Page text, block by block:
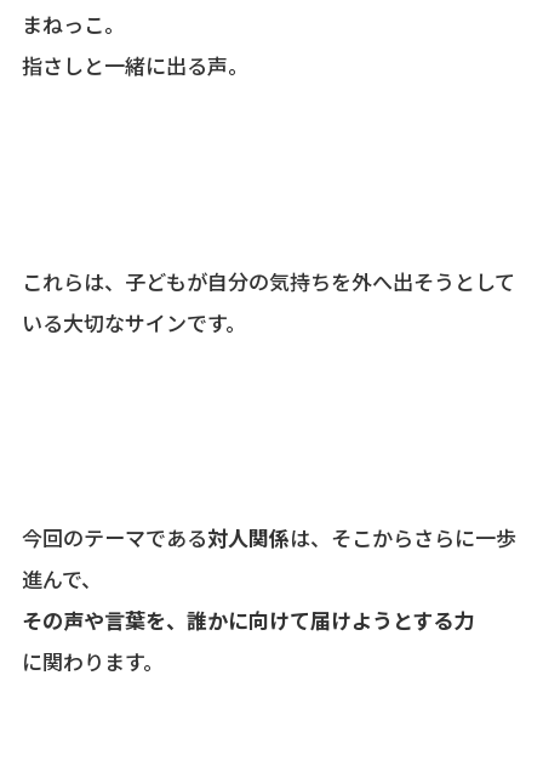
まねっこ。
指さしと一緒に出る声。
これらは、子どもが自分の気持ちを外へ出そうとして
いる大切なサインです。
今回のテーマである対人関係は、そこからさらに一歩
進んで、
その声や言葉を、誰かに向けて届けようとする力
に関わります。